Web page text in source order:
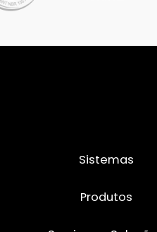
Sistemas
Produtos